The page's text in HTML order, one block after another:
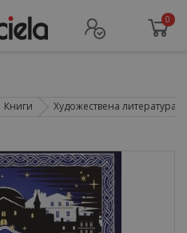
0
Книги Художествена литература